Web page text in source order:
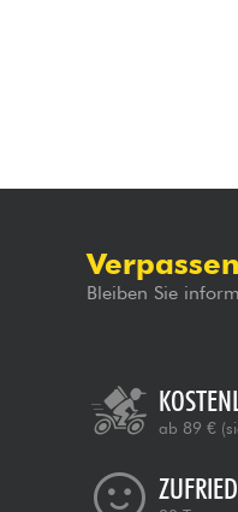
Bleiben Sie
ab 89 €